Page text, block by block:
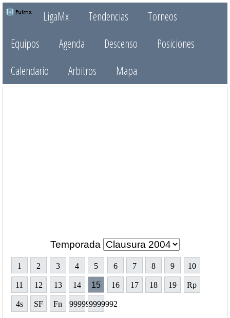
LigaMx Tendencias
Torneos
Equipos
Agenda Descenso
Posiciones
Calendario
Arbitros Mapa
Temporada
1 2 3 4 5 6 7 8 9 10
11 12 13 14 15 16 17 18 19 Rp
4s SF Fn 99999919999992